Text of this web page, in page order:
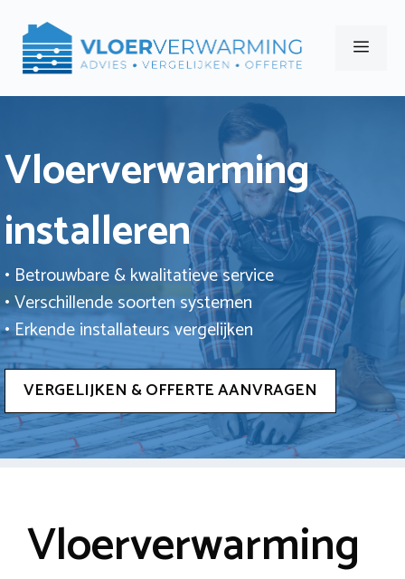
naar
Menu
Vloerverwarming
installeren
• Betrouwbare & kwalitatieve service
• Verschillende soorten systemen
• Erkende installateurs vergelijken
VERGELIJKEN & OFFERTE AANVRAGEN
Vloerverwarming